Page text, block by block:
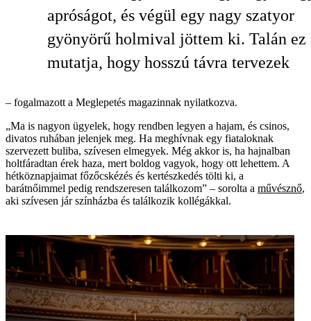
apróságot, és végül egy nagy szatyor
gyönyörű holmival jöttem ki. Talán ez
mutatja, hogy hosszú távra tervezek
– fogalmazott a Meglepetés magazinnak nyilatkozva.
„Ma is nagyon ügyelek, hogy rendben legyen a hajam, és csinos,
divatos ruhában jelenjek meg. Ha meghívnak egy fiataloknak
szervezett buliba, szívesen elmegyek. Még akkor is, ha hajnalban
holtfáradtan érek haza, mert boldog vagyok, hogy ott lehettem. A
hétköznapjaimat főzőcskézés és kertészkedés tölti ki, a
barátnőimmel pedig rendszeresen találkozom” – sorolta a művésznő,
aki szívesen jár színházba és találkozik kollégákkal.